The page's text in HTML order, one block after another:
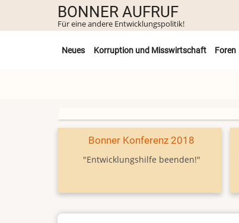
Inhalt
BONNER AUFRUF
Für eine andere Entwicklungspolitik!
Untermenü
Neues Korruption und Misswirtschaft Foren
Bonner Konferenz 2018
"Entwicklungshilfe beenden!"